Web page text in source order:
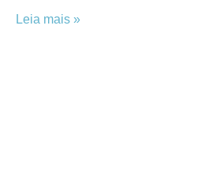
Leia mais »